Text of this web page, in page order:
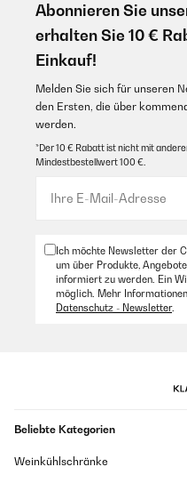
Abonnieren Sie
erhalten Sie 10 €
Einkauf!
Melden Sie sich für unseren
den Ersten, die über
werden.
*Der 10 € Rabatt ist nicht mit
Mindestbestellwert 100 €.
Ich möchte Newsletter der
um über Produkte,
informiert zu werden. Ein
möglich. Mehr
Datenschutz - Newsletter.
Beliebte Kategorien
Weinkühlschränke